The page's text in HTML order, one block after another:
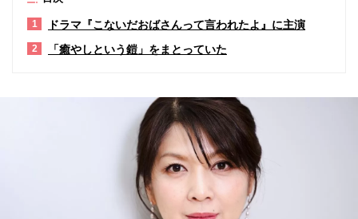
1 ドラマ『こないだおばさんって言われたよ』に主演
2 「癒やしという鎧」をまとっていた